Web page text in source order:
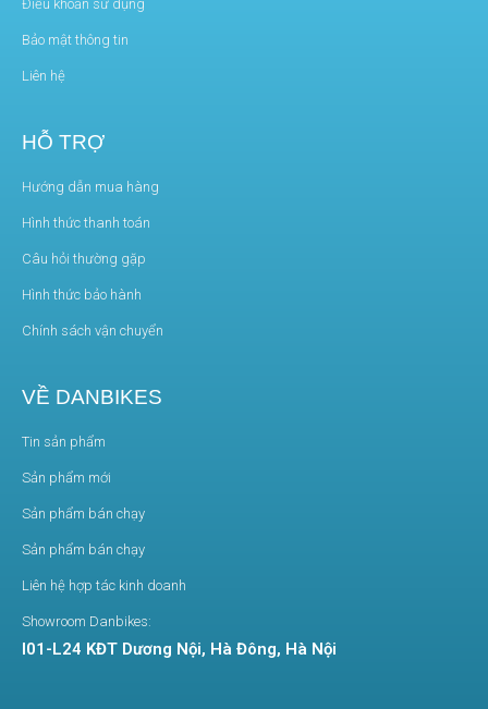
XE SCOOTER ĐIỆN GẤP GỌN SEALUP Q28
⚡ Động cơ 1000W – Leo dốc khỏe, tải nặng
không lo
Xe scooter điện gấp gọn Sealup Q28 sở hữu
nhanh, leo dốc dễ dàng
Đây là một trong những mẫu
mẽ nhất hiện nay
Điều khoản sử dụng
Bảo mật thông tin
Liên hệ
HỖ TRỢ
Hướng dẫn mua hàng
Hình thức thanh toán
Câu hỏi thường gặp
Hình thức bảo hành
Chính sách vận chuyển
VỀ DANBIKES
Tin sản phẩm
Sản phẩm mới
Sản phẩm bán chạy
Sản phẩm bán chạy
Liên hệ hợp tác kinh doanh
Showroom Danbikes:
I01-L24 KĐT Dương Nội, Hà Đông, Hà Nội